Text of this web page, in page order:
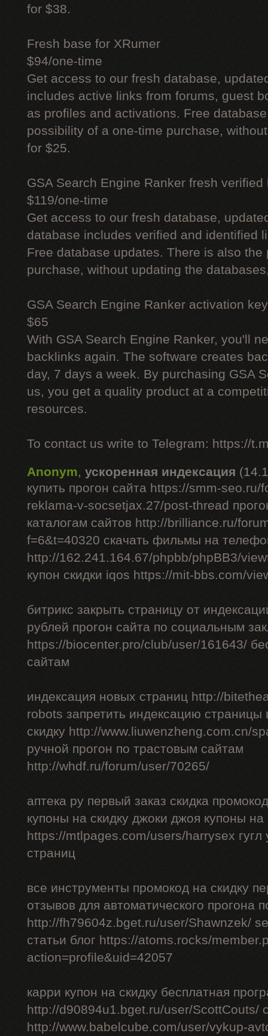
for $38.
Fresh base for XRumer
$94/one-time
Get access to our fresh database,
includes active links from forums, guest
as profiles and activations. Free
possibility of a one-time purchase,
for $25.
GSA Search Engine Ranker fresh verified
$119/one-time
Get access to our fresh database,
database includes verified and identified
Free database updates. There is also
purchase, without updating the
GSA Search Engine Ranker activation key
$65
With GSA Search Engine Ranker, you'll
backlinks again. The software creates
day, 7 days a week. By purchasing GSA
us, you get a quality product at a
resources.
To contact us write to Telegram: https://
Anonym, ускоренная индексация
купить прогон сайта https://smm-
reklama-v-socsetjax.27/post-thread
каталогам сайтов http://brilliance.ru/
f=6&t=40320 скачать фильмы на
http://162.241.164.67/phpbb/phpBB3/
купон скидки iqos https://mit-bbs.com/
битрикс закрыть страницу от
рублей прогон сайта по социальным
https://biocenter.pro/club/user/161643/
сайтам
индексация новых страниц http://
robots запретить индексацию страницы
скидку http://www.liuwenzheng.com.cn/
ручной прогон по трастовым сайтам
http://whdf.ru/forum/user/70265/
аптека ру первый заказ скидка
купоны на скидку джоки джоя купоны на
https://mtlpages.com/users/harrysex гугл
страниц
все инструменты промокод на скидку
отзывов для автоматического прогона
http://fh79604z.bget.ru/user/Shawnzek/
статьи блог https://atoms.rocks/
action=profile&uid=42057
карри купон на скидку бесплатная
http://d90894u1.bget.ru/user/ScottCouts/
http://www.babelcube.com/user/vykup-